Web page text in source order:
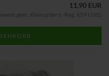
11,90 EUR
gem. Kleinuntern.-Reg. §19 UStG